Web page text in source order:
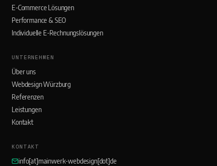
E-Commerce Lösungen
Performance & SEO
Individuelle E-Rechnungslösungen
UNTERNEHMEN
Über uns
Webdesign Würzburg
Referenzen
Leistungen
Kontakt
KONTAKT
info[at]mainwerk-webdesign[dot]de